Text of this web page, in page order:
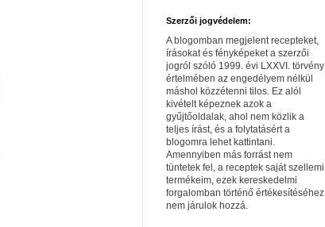
Szerzői jogvédelem:
A blogomban megjelent recepteket,
írásokat és fényképeket a szerzői
jogról szóló 1999. évi LXXVI. törvény
értelmében az engedélyem nélkül
máshol közzétenni tilos. Ez alól
kivételt képeznek azok a
gyűjtőoldalak, ahol nem közlik a
teljes írást, és a folytatásért a
blogomra lehet kattintani.
Amennyiben más forrást nem
tüntetek fel, a receptek saját szellemi
termékeim, ezek kereskedelmi
forgalomban történő értékesítéséhez
nem járulok hozzá.